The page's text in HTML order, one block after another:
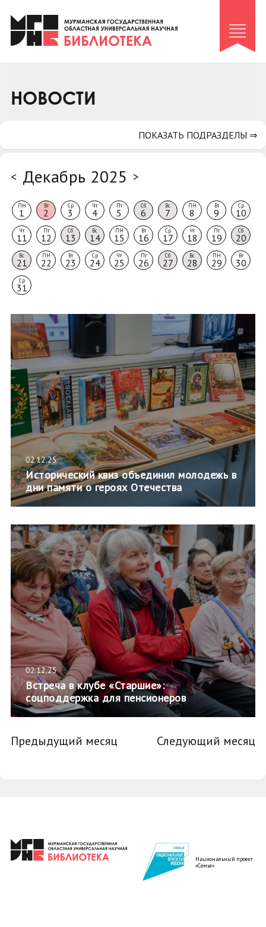
Клуб «Гиря и сельдерей»
Клуб «Семейный архив»
Коллегам
НОВОСТИ
< Декабрь 2025 >
ПН
1
Вт
2
Ср
3
Чт
4
Пт
5
Сб
6
Вс
7
ПН
8
Вт
9
Ср
10
Чт
11
Пт
12
Сб
13
Вс
14
ПН
15
Вт
16
Ср
17
Чт
18
Пт
19
Сб
20
Вс
21
ПН
22
Вт
23
Ср
24
Чт
25
Пт
26
Сб
27
Вс
28
ПН
29
Вт
30
Ср
31
02.12.25
Исторический квиз объединил молодежь в
дни памяти о героях Отечества
02.12.25
Встреча в клубе «Старшие»:
соцподдержка для пенсионеров
Предыдущий месяц Следующий месяц
ПОКАЗАТЬ ПОДРАЗДЕЛЫ ⇒
Национальный проект
«Семья»